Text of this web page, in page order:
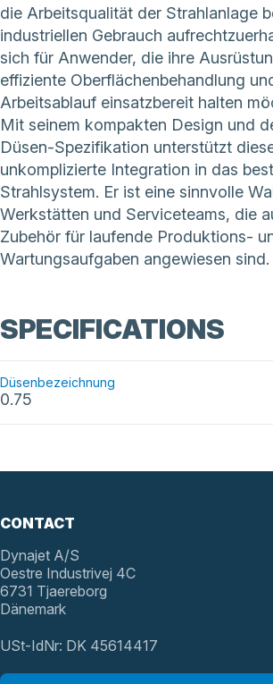
die Arbeitsqualität der Strahlanlage
industriellen Gebrauch
sich für Anwender, die ihre
effiziente Oberflächenbehandlung
Arbeitsablauf einsatzbereit halten
Mit seinem kompakten Design und
Düsen-Spezifikation unterstützt
unkomplizierte Integration in das
Strahlsystem. Er ist eine sinnvolle
Werkstätten und Serviceteams, die
Zubehör für laufende Produktions-
Wartungsaufgaben angewiesen sind.
SPECIFICATIONS
Düsenbezeichnung
0.75
CONTACT
Dynajet A/S
Oestre Industrivej 4C
6731 Tjaereborg
Dänemark
USt-IdNr: DK 45614417